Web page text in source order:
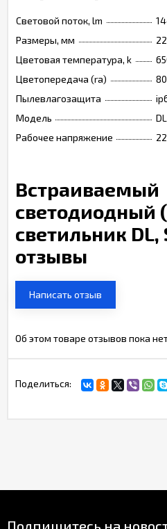
Световой поток, lm
Размеры, мм
Цветовая температура, k
Цветопередача (ra)
80
Пылевлагозащита
Модель
DL
Рабочее напряжение
Встраиваемый
светодиодный
светильник
отзывы
Написать отзыв
Об этом товаре отзывов пока
Поделиться:
Подпишитесь на